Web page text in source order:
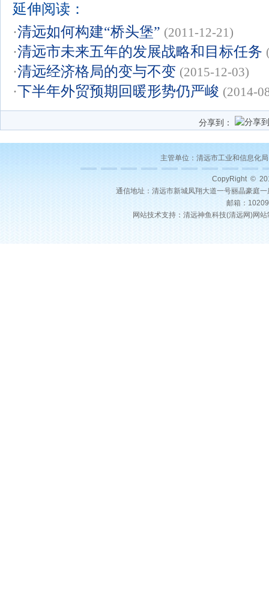
延伸阅读：
·清远如何构建“桥头堡” (2011-12-21)
·清远市未来五年的发展战略和目标任务
·清远经济格局的变与不变 (2015-12-03)
·下半年外贸预期回暖形势仍严峻 (2014-
分享到：
主管单位： 清远市工业和信息化局
CopyRight ©
通信地址：清远市新城凤翔大道一号丽晶豪庭
邮箱：
网站技术支持： 清远神鱼科技(清远网)网